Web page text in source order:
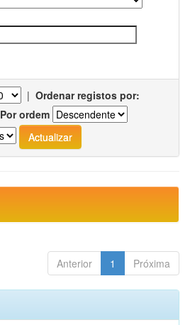
| Ordenar registos por:
Por ordem
Anterior 1 Próxima